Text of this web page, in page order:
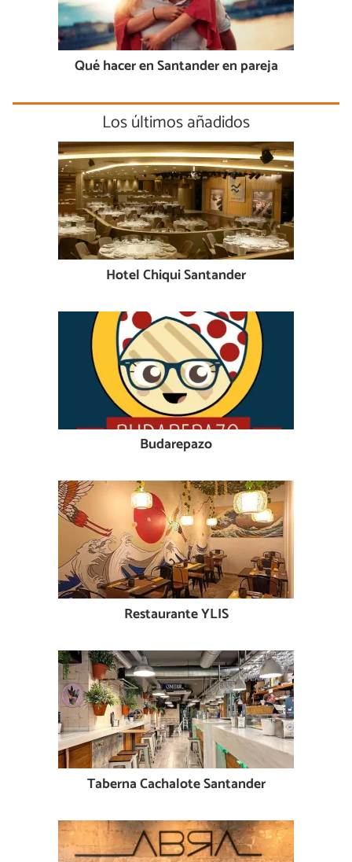
Qué hacer en Santander en pareja
Los últimos añadidos
Hotel Chiqui Santander
Budarepazo
Restaurante YLIS
Taberna Cachalote Santander